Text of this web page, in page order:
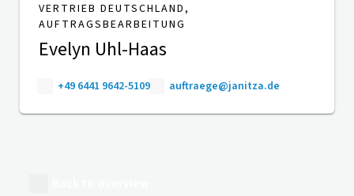
VERTRIEB DEUTSCHLAND,
AUFTRAGSBEARBEITUNG
Evelyn Uhl-Haas
+49 6441 9642-5109 auftraege@janitza.de